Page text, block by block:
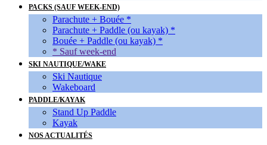
PACKS (SAUF WEEK-END)
Parachute + Bouée *
Parachute + Paddle (ou kayak) *
Bouée + Paddle (ou kayak) *
* Sauf week-end
SKI NAUTIQUE/WAKE
Ski Nautique
Wakeboard
PADDLE/KAYAK
Stand Up Paddle
Kayak
NOS ACTUALITÉS